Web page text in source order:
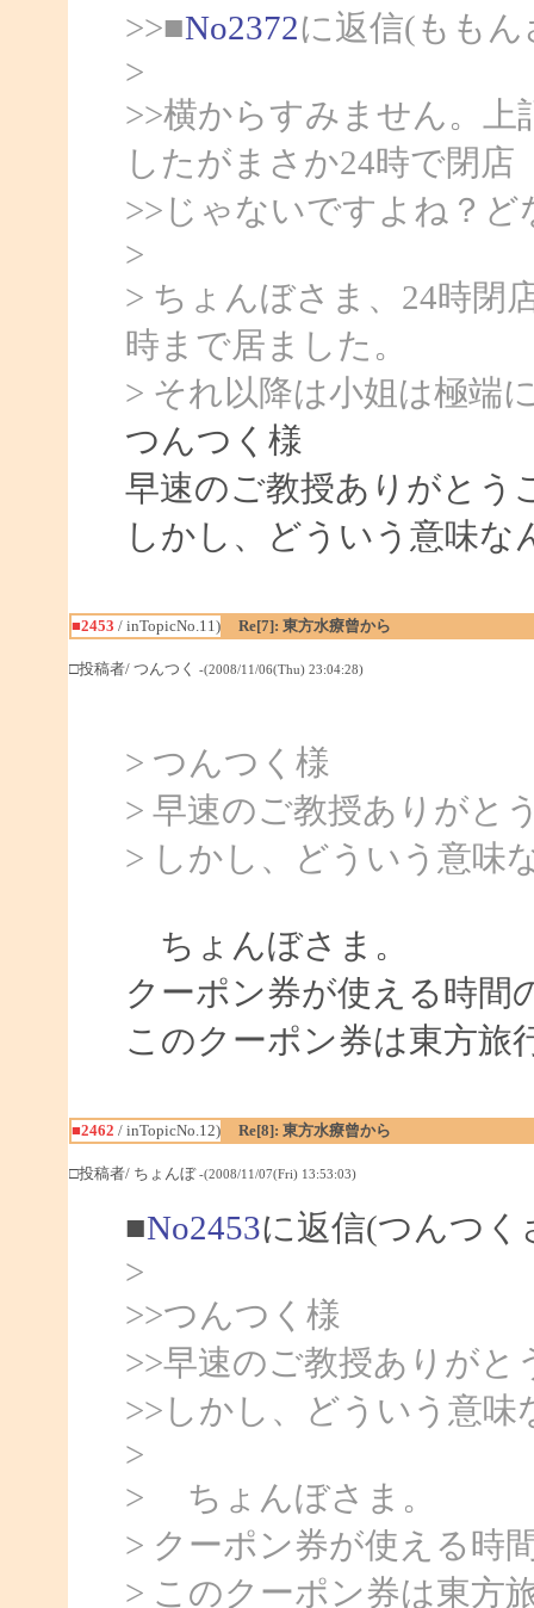
>>■No2372に返信(もも
>
>>横からすみません。
したがまさか24時で閉店
>>じゃないですよね？
>
> ちょんぼさま、24時閉
時まで居ました。
> それ以降は小姐は極端
つんつく様
早速のご教授ありがとう
しかし、どういう意味な
■2453 / inTopicNo.11) Re[7]: 東方水療曾から
□投稿者/ つんつく -(2008/11/06(Thu) 23:04:28)
> つんつく様
> 早速のご教授ありがと
> しかし、どういう意味
ちょんぼさま。
クーポン券が使える時間
このクーポン券は東方旅
■2462 / inTopicNo.12) Re[8]: 東方水療曾から
□投稿者/ ちょんぼ-(2008/11/07(Fri) 13:53:03)
■No2453に返信(つんつく
>
>>つんつく様
>>早速のご教授ありが
>>しかし、どういう意味
>
> ちょんぼさま。
> クーポン券が使える時
> このクーポン券は東方